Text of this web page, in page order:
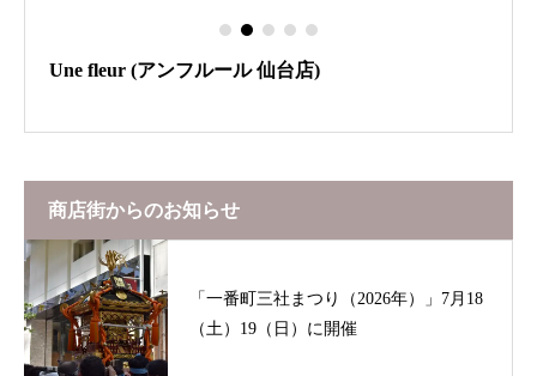
Une fleur (アンフルール 仙台店)
商店街からのお知らせ
「一番町三社まつり（2026年）」7月18
（土）19（日）に開催